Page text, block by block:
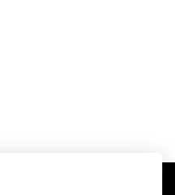
ต์และปรากฏว่าละเมิดสิทธิใน